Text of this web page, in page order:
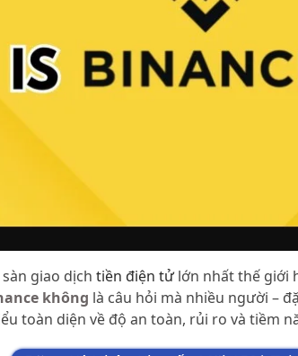
giao dịch tiền điện tửlớn nhất thế giới
không là câu hỏi mà nhiều người –
toàn diện về độ an toàn, rủi ro và tiềm